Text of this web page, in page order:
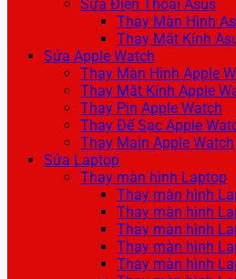
Sửa Điện Thoại Asus
Thay Màn Hình
Thay Mặt Kính
Sửa Apple Watch
Thay Màn Hình Apple
Thay Mặt Kính Apple
Thay Pin Apple Watch
Thay Đế Sạc Apple
Thay Main Apple Watch
Sửa Laptop
Thay màn hình Laptop
Thay màn hình
Thay màn hình
Thay màn hình
Thay màn hình
Thay màn hình